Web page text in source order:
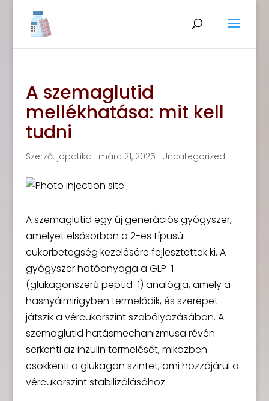
A szemaglutid
mellékhatása: mit kell
tudni
Szerző: jopatika márc 21, 2025 Uncategorized
A szemaglutid egy új generációs gyógyszer,
amelyet elsősorban a 2-es típusú
cukorbetegség kezelésére fejlesztettek ki. A
gyógyszer hatóanyaga a GLP-1
(glukagonszerű peptid-1) analógja, amely a
hasnyálmirigyben termelődik, és szerepet
játszik a vércukorszint szabályozásában. A
szemaglutid hatásmechanizmusa révén
serkenti az inzulin termelését, miközben
csökkenti a glukagon szintet, ami hozzájárul a
vércukorszint stabilizálásához.